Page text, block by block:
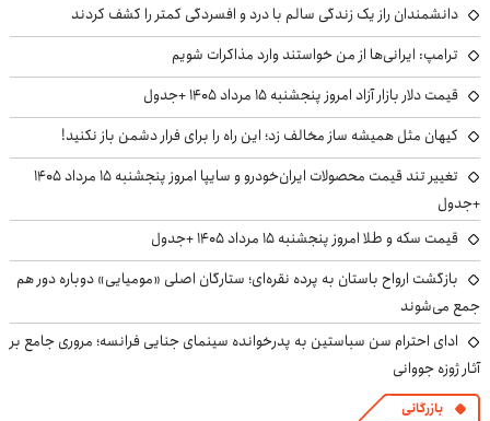
دانشمندان راز یک زندگی سالم با درد و افسردگی کمتر را کشف کردند
ترامپ: ایرانی‌ها از من خواستند وارد مذاکرات شویم
قیمت دلار بازار آزاد امروز پنجشنبه ۱۵ مرداد ۱۴۰۵ +جدول
کیهان مثل همیشه ساز مخالف زد؛ این راه را برای فرار دشمن باز نکنید!
تغییر تند قیمت محصولات ایران‌خودرو و سایپا امروز پنجشنبه ۱۵ مرداد ۱۴۰۵
+جدول
قیمت سکه و طلا امروز پنجشنبه ۱۵ مرداد ۱۴۰۵ +جدول
بازگشت ارواح باستان به پرده نقره‌ای؛ ستارگان اصلی «مومیایی» دوباره دور هم
جمع می‌شوند
ادای احترام سن سباستین به پدرخوانده سینمای جنایی فرانسه؛ مروری جامع بر
آثار ژوزه جووانی
بازرگانی